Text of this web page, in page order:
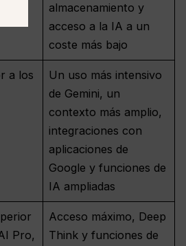
almacenamiento y
acceso a la IA a un
coste más bajo
a los
Un uso más intensivo
de Gemini, un
contexto más amplio,
integraciones con
aplicaciones de
Google y funciones de
IA ampliadas
Pro,
Acceso máximo, Deep
Think y funciones de